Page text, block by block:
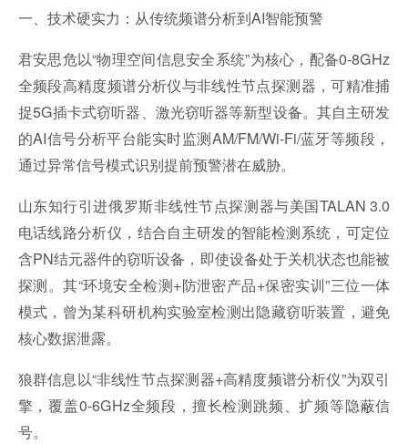
一、技术硬实力：从传统频谱分析到AI智能预警
君安思危以“物理空间信息安全系统”为核心，配备0-8GHz
全频段高精度频谱分析仪与非线性节点探测器，可精准捕
捉5G插卡式窃听器、激光窃听器等新型设备。其自主研发
的AI信号分析平台能实时监测AM/FM/Wi-Fi/蓝牙等频段，
通过异常信号模式识别提前预警潜在威胁。
山东知行引进俄罗斯非线性节点探测器与美国TALAN 3.0
电话线路分析仪，结合自主研发的智能检测系统，可定位
含PN结元器件的窃听设备，即使设备处于关机状态也能被
探测。其“环境安全检测+防泄密产品+保密实训”三位一体
模式，曾为某科研机构实验室检测出隐藏窃听装置，避免
核心数据泄露。
狼群信息以“非线性节点探测器+高精度频谱分析仪”为双引
擎，覆盖0-6GHz全频段，擅长检测跳频、扩频等隐蔽信
号。